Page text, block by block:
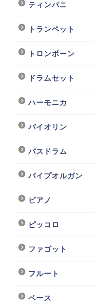
ティンパニ
トランペット
トロンボーン
ドラムセット
ハーモニカ
バイオリン
バスドラム
パイプオルガン
ピアノ
ピッコロ
ファゴット
フルート
ベース